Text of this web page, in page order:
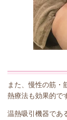
また、慢性の筋・
熱療法も効果的で
温熱吸引機器であ